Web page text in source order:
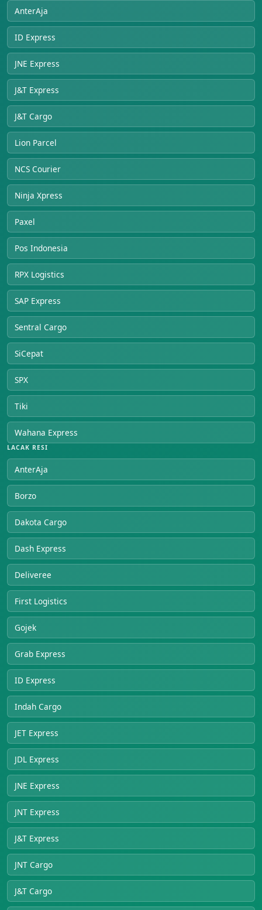
AnterAja
ID Express
JNE Express
J&T Express
J&T Cargo
Lion Parcel
NCS Courier
Ninja Xpress
Paxel
Pos Indonesia
RPX Logistics
SAP Express
Sentral Cargo
SiCepat
SPX
Tiki
Wahana Express
LACAK RESI
AnterAja
Borzo
Dakota Cargo
Dash Express
Deliveree
First Logistics
Gojek
Grab Express
ID Express
Indah Cargo
JET Express
JDL Express
JNE Express
JNT Express
J&T Express
JNT Cargo
J&T Cargo